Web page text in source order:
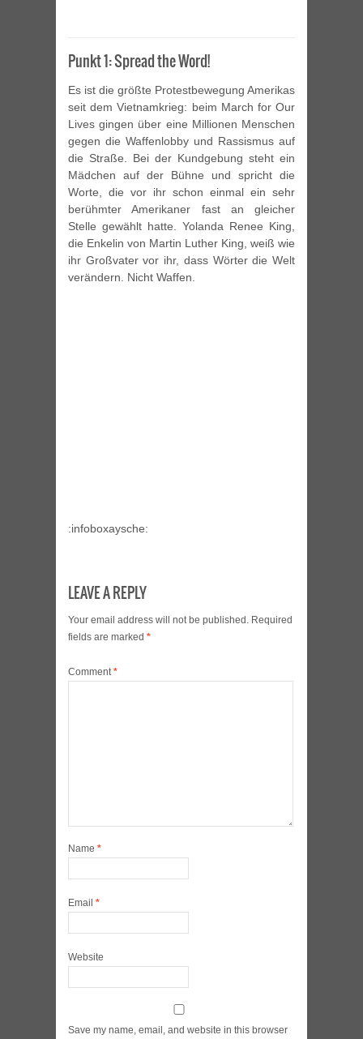
Punkt 1: Spread the Word!
Es ist die größte Protestbewegung Amerikas
seit dem Vietnamkrieg: beim March for Our
Lives gingen über eine Millionen Menschen
gegen die Waffenlobby und Rassismus auf
die Straße. Bei der Kundgebung steht ein
Mädchen auf der Bühne und spricht die
Worte, die vor ihr schon einmal ein sehr
berühmter Amerikaner fast an gleicher
Stelle gewählt hatte. Yolanda Renee King,
die Enkelin von Martin Luther King, weiß wie
ihr Großvater vor ihr, dass Wörter die Welt
verändern. Nicht Waffen.
:infoboxaysche:
LEAVE A REPLY
Your email address will not be published. Required
fields are marked *
Comment*
Name *
Email *
Website
Save my name, email, and website in this browser